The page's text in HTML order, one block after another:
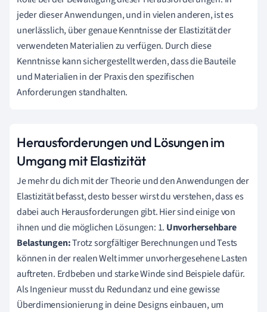
jeder dieser Anwendungen, und in vielen anderen, ist es
unerlässlich, über genaue Kenntnisse der Elastizität der
verwendeten Materialien zu verfügen. Durch diese
Kenntnisse kann sichergestellt werden, dass die Bauteile
und Materialien in der Praxis den spezifischen
Anforderungen standhalten.
Herausforderungen und Lösungen im
Umgang mit Elastizität
Je mehr du dich mit der Theorie und den Anwendungen der
Elastizität befasst, desto besser wirst du verstehen, dass es
dabei auch Herausforderungen gibt. Hier sind einige von
ihnen und die möglichen Lösungen: 1. Unvorhersehbare
Belastungen:Trotz sorgfältiger Berechnungen und Tests
können in der realen Welt immer unvorhergesehene Lasten
auftreten. Erdbeben und starke Winde sind Beispiele dafür.
Als Ingenieur musst du Redundanz und eine gewisse
Überdimensionierung in deine Designs einbauen, um